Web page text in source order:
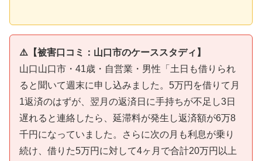
⚠️【被害口コミ：山口市のケーススタディ】
山口山口市・41歳・自営業・男性「土日も借りられ
ると聞いて週末に申し込みました。5万円を借りて月
1返済のはずが、翌月の返済日に手持ちが不足し3日
遅れると連絡したら、延滞料が発生し返済額が6万8
千円になっていました。さらに次の月も利息が乗り
続け、借りた5万円に対して4ヶ月で合計20万円以上